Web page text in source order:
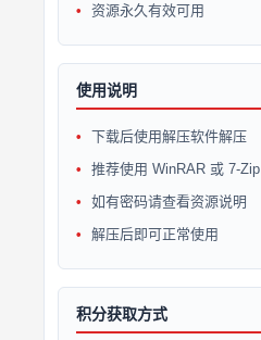
资源永久有效可用
使用说明
下载后使用解压软件解压
推荐使用 WinRAR 或 7-Zip
如有密码请查看资源说明
解压后即可正常使用
积分获取方式